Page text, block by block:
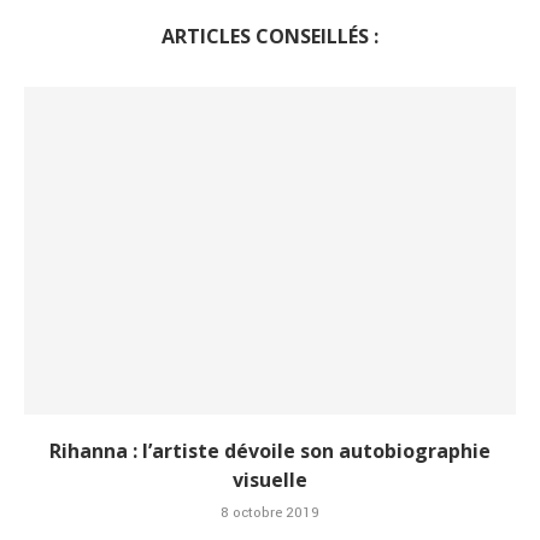
ARTICLES CONSEILLÉS :
Rihanna : l’artiste dévoile son autobiographie
visuelle
8 octobre 2019